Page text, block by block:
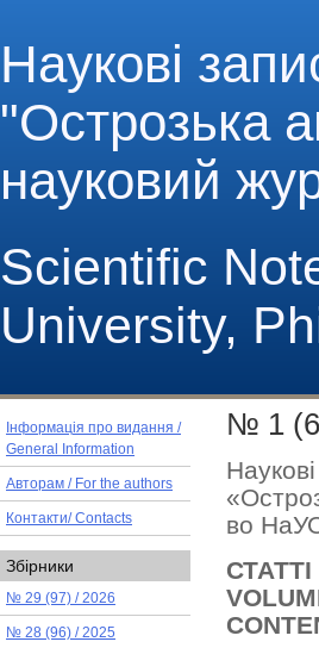
Наукові
"Острозька
науковий
Scientific
University,
Інформація про видання /
General Information
Авторам / For the authors
Контакти/ Contacts
Збірники
№ 29 (97) / 2026
№ 28 (96) / 2025
№ 1
во